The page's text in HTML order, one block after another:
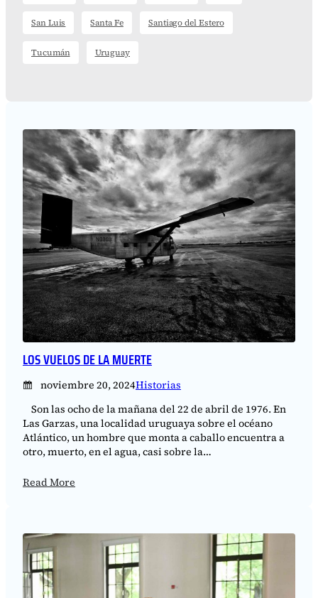
San Luis Santa Fe Santiago del Estero
Tucumán Uruguay
LOS VUELOS DE LA MUERTE
noviembre 20, 2024Historias
Son las ocho de la mañana del 22 de abril de 1976. En
Las Garzas, una localidad uruguaya sobre el océano
Atlántico, un hombre que monta a caballo encuentra a
otro, muerto, en el agua, casi sobre la…
Read More